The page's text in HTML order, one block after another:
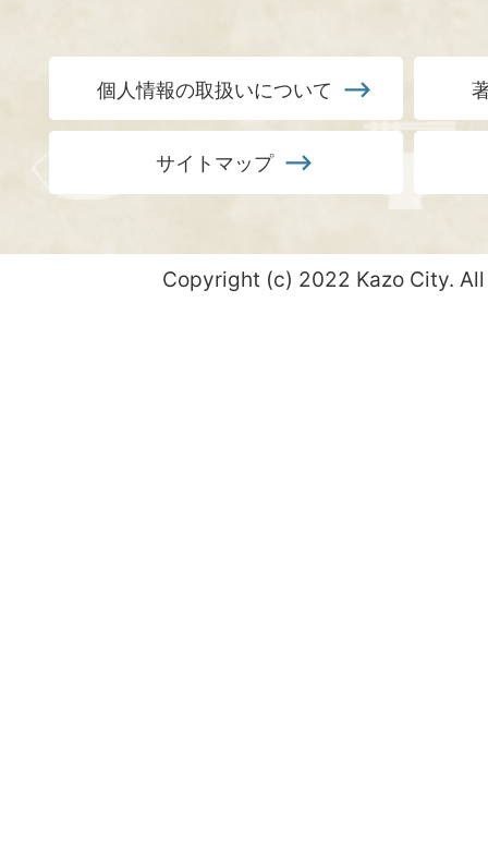
個人情報の取扱いについて
サイトマップ
Copyright (c) 2022 Kazo City.